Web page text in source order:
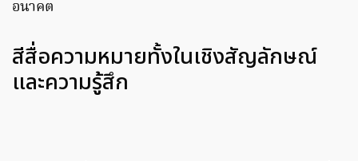
อนาคต
สีสื่อความหมายทั้งในเชิงสัญลักษณ์
และความรู้สึก